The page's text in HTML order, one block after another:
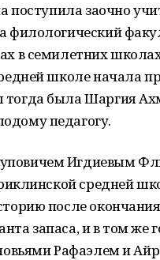
поступила заочно
филологический
в семилетних
школе начала
была Шаргия
педагогу.
Игдиевым
средней
после
запаса, и в том же
Рафаэлем и